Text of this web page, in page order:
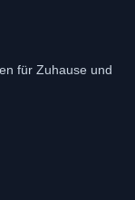
für Zuhause und